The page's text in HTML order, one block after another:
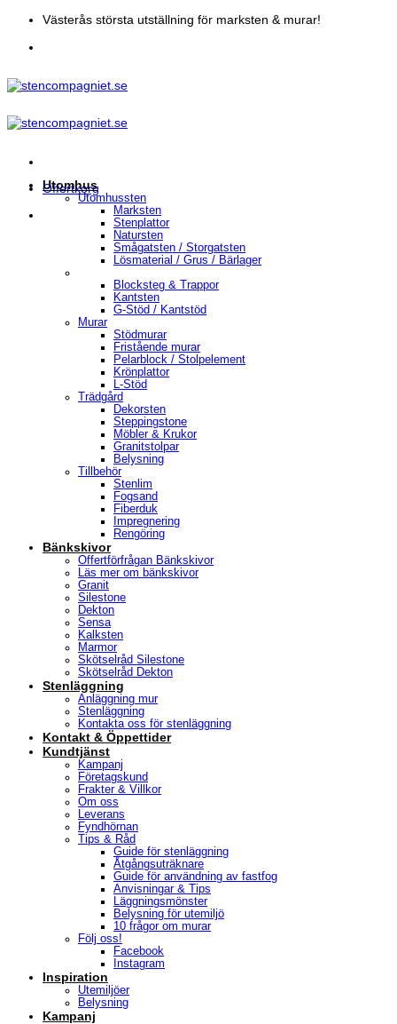
Skip
content
Västerås största utställning för marksten & murar!
Offertkorg
Utomhus
Utomhussten
Marksten
Stenplattor
Natursten
Smågatsten / Storgatsten
Lösmaterial / Grus / Bärlager
Blocksteg & Trappor
Kantsten
G-Stöd / Kantstöd
Murar
Stödmurar
Fristående murar
Pelarblock / Stolpelement
Krönplattor
L-Stöd
Trädgård
Dekorsten
Steppingstone
Möbler & Krukor
Granitstolpar
Belysning
Tillbehör
Stenlim
Fogsand
Fiberduk
Impregnering
Rengöring
Bänkskivor
Offertförfrågan Bänkskivor
Läs mer om bänkskivor
Granit
Silestone
Dekton
Sensa
Kalksten
Marmor
Skötselråd Silestone
Skötselråd Dekton
Stenläggning
Anläggning mur
Stenläggning
Kontakta oss för stenläggning
Kontakt & Öppettider
Kundtjänst
Kampanj
Företagskund
Frakter & Villkor
Om oss
Leverans
Fyndhörnan
Tips & Råd
Guide för stenläggning
Åtgångsuträknare
Guide för användning av fastfog
Anvisningar & Tips
Läggningsmönster
Belysning för utemiljö
10 frågor om murar
Följ oss!
Facebook
Instagram
Inspiration
Utemiljöer
Belysning
Kampanj